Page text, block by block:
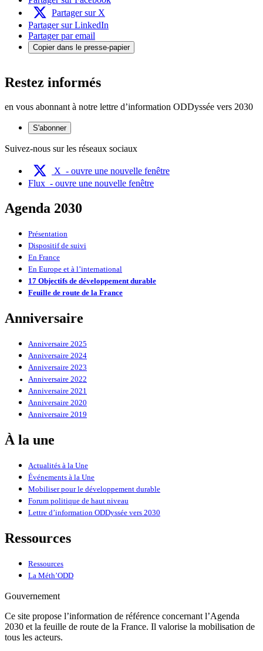
Partager sur X
Partager sur LinkedIn
Partager par email
Copier dans le presse-papier
Restez informés
en vous abonnant à notre lettre d’information ODDyssée vers 2030
S'abonner
Suivez-nous sur les réseaux sociaux
X - ouvre une nouvelle fenêtre
Flux - ouvre une nouvelle fenêtre
Agenda 2030
Présentation
Dispositif de suivi
En France
En Europe et à l’international
17 Objectifs de développement durable
Feuille de route de la France
Anniversaire
Anniversaire 2025
Anniversaire 2024
Anniversaire 2023
Anniversaire 2022
Anniversaire 2021
Anniversaire 2020
Anniversaire 2019
À la une
Actualités à la Une
Événements à la Une
Mobiliser pour le développement durable
Forum politique de haut niveau
Lettre d’information ODDyssée vers 2030
Ressources
Ressources
La Méth’ODD
Gouvernement
Ce site propose l’information de référence concernant l’Agenda
2030 et la feuille de route de la France. Il valorise la mobilisation de
tous les acteurs.